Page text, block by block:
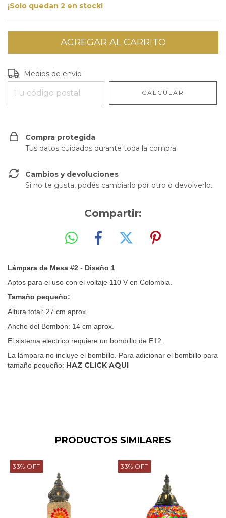
¡Solo quedan 2 en stock!
Entregas para el CP:
Medios de envío
CALCULAR
Compra protegida
Tus datos cuidados durante toda la compra.
Cambios y devoluciones
Si no te gusta, podés cambiarlo por otro o devolverlo.
Compartir:
Lámpara de Mesa #2 - Diseño 1
Aptos para el uso con el voltaje 110 V en Colombia.
Tamaño pequeño:
Altura total: 27 cm aprox.
Ancho del Bombón: 14 cm aprox.
El sistema electrico requiere un bombillo de E12.
La lámpara no incluye el bombillo. Para adicionar el bombillo para
tamaño pequeño: HAZ CLICK AQUI
PRODUCTOS SIMILARES
33% OFF 33% OFF